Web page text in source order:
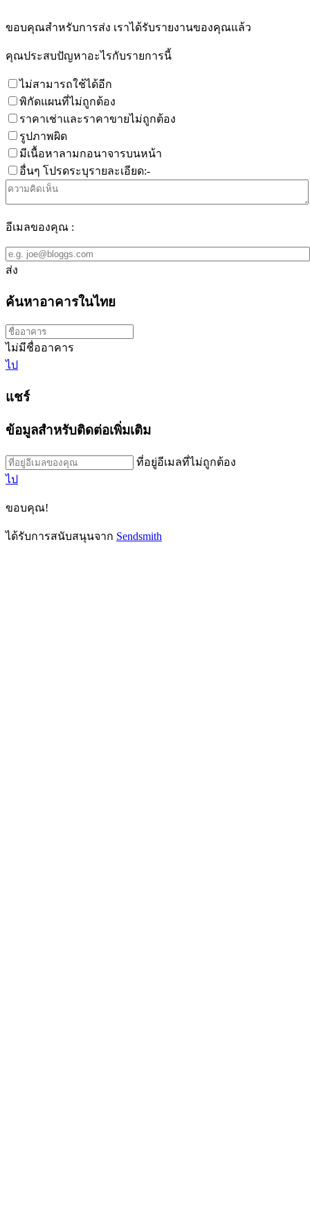
ขอบคุณสำหรับการส่ง เราได้รับรายงานของคุณแล้ว
คุณประสบปัญหาอะไรกับรายการนี้
ไม่สามารถใช้ได้อีก
พิกัดแผนที่ไม่ถูกต้อง
ราคาเช่าและราคาขายไม่ถูกต้อง
รูปภาพผิด
มีเนื้อหาลามกอนาจารบนหน้า
อื่นๆ โปรดระบุรายละเอียด:-
อีเมลของคุณ :
ส่ง
ค้นหาอาคารในไทย
ไม่มีชื่ออาคาร
ไป
แชร์
ข้อมูลสำหรับติดต่อเพิ่มเติม
ที่อยู่อีเมลที่ไม่ถูกต้อง
ไป
ขอบคุณ!
ได้รับการสนับสนุนจาก Sendsmith